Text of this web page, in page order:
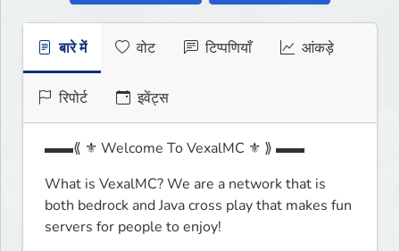
बारे में वोट टिप्पणियाँ आंकड़े
रिपोर्ट इवेंट्स
▬▬⟪ ⚜️ Welcome To VexalMC ⚜️ ⟫ ▬▬
What is VexalMC? We are a network that is
both bedrock and Java cross play that makes fun
servers for people to enjoy!